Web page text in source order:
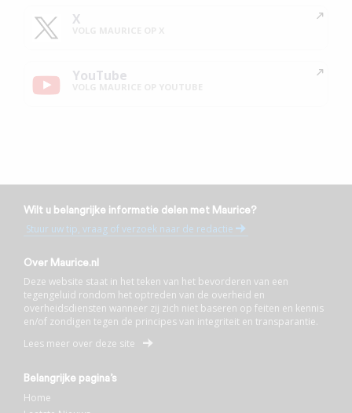
X
YouTube
Wilt u belangrijke informatie delen met Maurice?
Stuur uw tip, vraag of verzoek naar de redactie
Over Maurice.nl
Deze website staat in het teken van het bevorderen van een
tegengeluid rondom het optreden van de overheid en
overheidsdiensten wanneer zij zich niet baseren op feiten en kennis
en/of zondigen tegen de principes van integriteit en transparantie.
Lees meer over deze site
Belangrijke pagina’s
Home